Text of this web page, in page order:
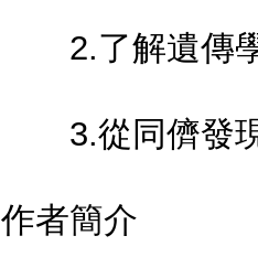
2.了解遺傳學
3.從同儕發現
作者簡介